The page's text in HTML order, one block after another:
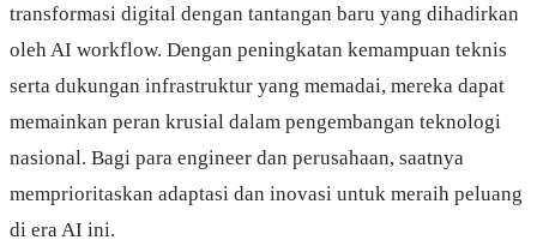
transformasi digital dengan tantangan baru yang dihadirkan
oleh AI workflow. Dengan peningkatan kemampuan teknis
serta dukungan infrastruktur yang memadai, mereka dapat
memainkan peran krusial dalam pengembangan teknologi
nasional. Bagi para engineer dan perusahaan, saatnya
memprioritaskan adaptasi dan inovasi untuk meraih peluang
di era AI ini.